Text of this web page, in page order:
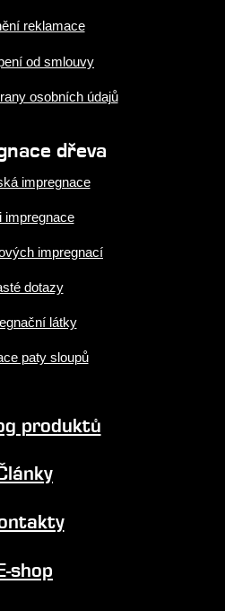
reklamace
od smlouvy
osobních údajů
dřeva
impregnace
impregnace
impregnací
dotazy
látky
paty sloupů
produktů
shop